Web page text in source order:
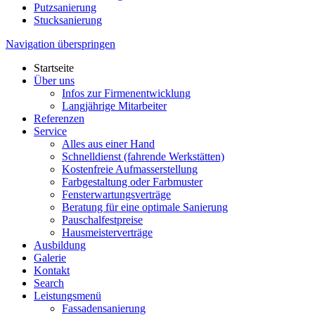
Putzsanierung
Stucksanierung
Navigation überspringen
Startseite
Über uns
Infos zur Firmenentwicklung
Langjährige Mitarbeiter
Referenzen
Service
Alles aus einer Hand
Schnelldienst (fahrende Werkstätten)
Kostenfreie Aufmasserstellung
Farbgestaltung oder Farbmuster
Fensterwartungsverträge
Beratung für eine optimale Sanierung
Pauschalfestpreise
Hausmeisterverträge
Ausbildung
Galerie
Kontakt
Search
Leistungsmenü
Fassadensanierung